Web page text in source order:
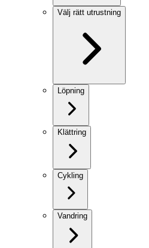
Välj rätt utrustning
Löpning
Klättring
Cykling
Vandring